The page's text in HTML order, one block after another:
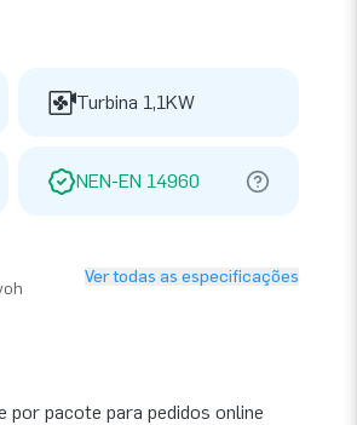
Turbina 1,1KW
NEN-EN 14960
Ver todas as especificações
pacote para pedidos online